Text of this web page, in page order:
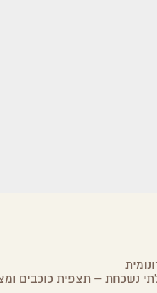
נשכחת – תצפית כוכבים